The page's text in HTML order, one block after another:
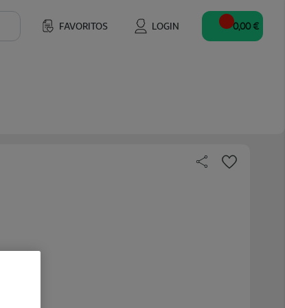
FAVORITOS LOGIN 0,00 €